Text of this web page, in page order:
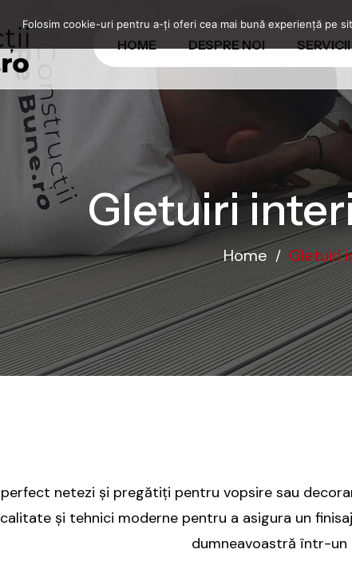
HOME DESPRE NOI SERVICII
Gletuiri
Home / Gletuiri
netezi și pregătiți pentru vopsire sau
și tehnici moderne pentru a asigura un
dumneavoastră într-
Folosim cookie-uri pentru a-ți oferi cea mai bună experiență pe